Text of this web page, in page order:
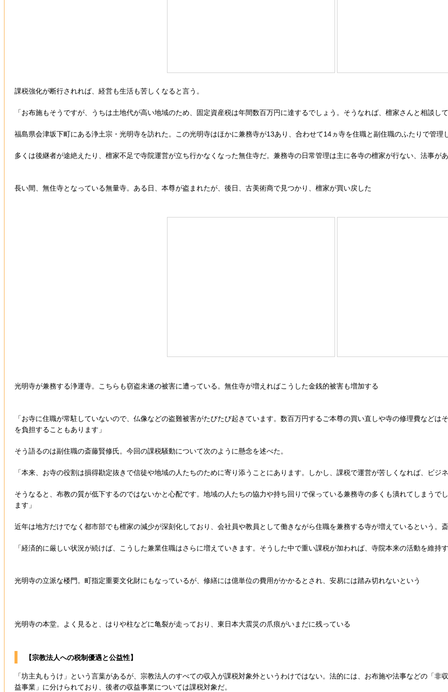
課税強化が断行されれば、経営も生活も苦しくなると言う。
「お布施もそうですが、うちは土地代が高い地域のため、固定資産税は年間数百万円に達するでしょう。そうなれば、檀家さんと相談し
福島県会津坂下町にある浄土宗・光明寺を訪れた。この光明寺はほかに兼務寺が13あり、合わせて14ヵ寺を住職と副住職のふたりで管理
多くは後継者が途絶えたり、檀家不足で寺院運営が立ち行かなくなった無住寺だ。兼務寺の日常管理は主に各寺の檀家が行ない、法事が
長い間、無住寺となっている無量寺。ある日、本尊が盗まれたが、後日、古美術商で見つかり、檀家が買い戻した
光明寺が兼務する浄運寺。こちらも窃盗未遂の被害に遭っている。無住寺が増えればこうした金銭的被害も増加する
「お寺に住職が常駐していないので、仏像などの盗難被害がたびたび起きています。数百万円するご本尊の買い直しや寺の修理費など
を負担することもあります」
そう語るのは副住職の斎藤賢修氏。今回の課税騒動について次のように懸念を述べた。
「本来、お寺の役割は損得勘定抜きで信徒や地域の人たちのために寄り添うことにあります。しかし、課税で運営が苦しくなれば、ビジ
そうなると、布教の質が低下するのではないかと心配です。地域の人たちの協力や持ち回りで保っている兼務寺の多くも潰れてしまう
ます」
近年は地方だけでなく都市部でも檀家の減少が深刻化しており、会社員や教員として働きながら住職を兼務する寺が増えているという。
「経済的に厳しい状況が続けば、こうした兼業住職はさらに増えていきます。そうした中で重い課税が加われば、寺院本来の活動を維持
光明寺の立派な楼門。町指定重要文化財にもなっているが、修繕には億単位の費用がかかるとされ、安易には踏み切れないという
光明寺の本堂。よく見ると、はりや柱などに亀裂が走っており、東日本大震災の爪痕がいまだに残っている
【宗教法人への税制優遇と公益性】
「坊主丸もうけ」という言葉があるが、宗教法人のすべての収入が課税対象外というわけではない。法的には、お布施や法事などの「
益事業」に分けられており、後者の収益事業については課税対象だ。